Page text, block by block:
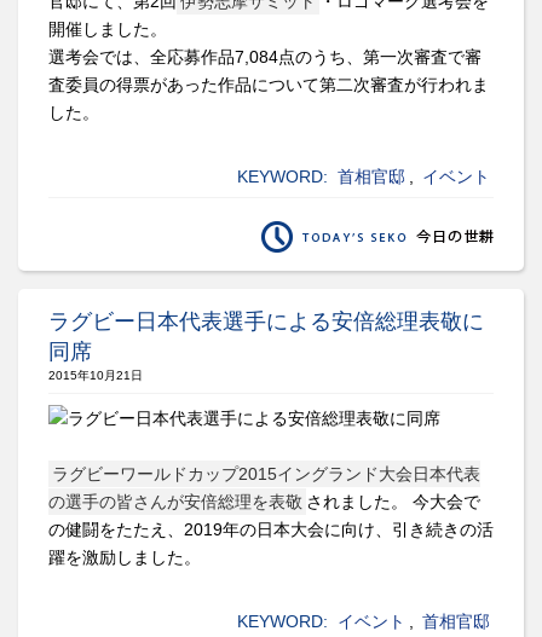
開催しました。
選考会では、全応募作品7,084点のうち、第一次審査で審
査委員の得票があった作品について第二次審査が行われま
した。
KEYWORD: 首相官邸 イベント
ラグビー日本代表選手による安倍総理表敬に
同席
2015年10月21日
ラグビーワールドカップ2015イングランド大会日本代表
の選手の皆さんが安倍総理を表敬 されました。 今大会で
の健闘をたたえ、2019年の日本大会に向け、引き続きの活
躍を激励しました。
KEYWORD: イベント 首相官邸